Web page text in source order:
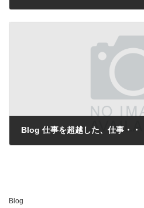
Blog 仕事を超越した、仕事・・
Blog